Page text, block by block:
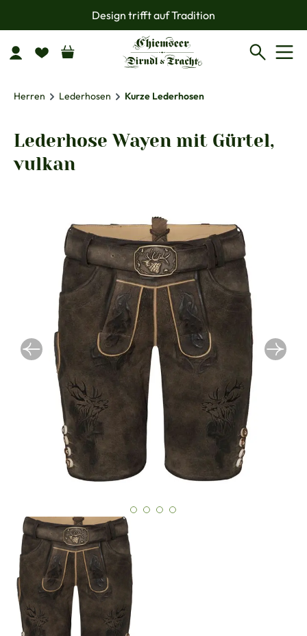
Zum Hauptinhalt springenDesign trifft auf Tradition
Herren Lederhosen Kurze Lederhosen
Lederhose Wayen mit Gürtel,
vulkan